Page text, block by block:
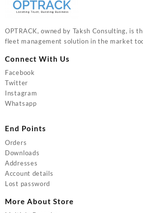
OPTRACK, owned by Taksh Consulting, is
fleet management solution in the market
Connect With Us
Facebook
Twitter
Instagram
Whatsapp
End Points
Orders
Downloads
Addresses
Account details
Lost password
More About Store